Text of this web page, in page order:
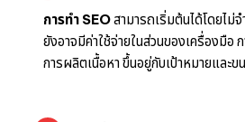
การทำ SEOสามารถเริ่มต้นได้โดยไม่
ยังอาจมีค่าใช้จ่ายในส่วนของเครื่องมือ
การผลิตเนื้อหา ขึ้นอยู่กับเป้าหมายและข